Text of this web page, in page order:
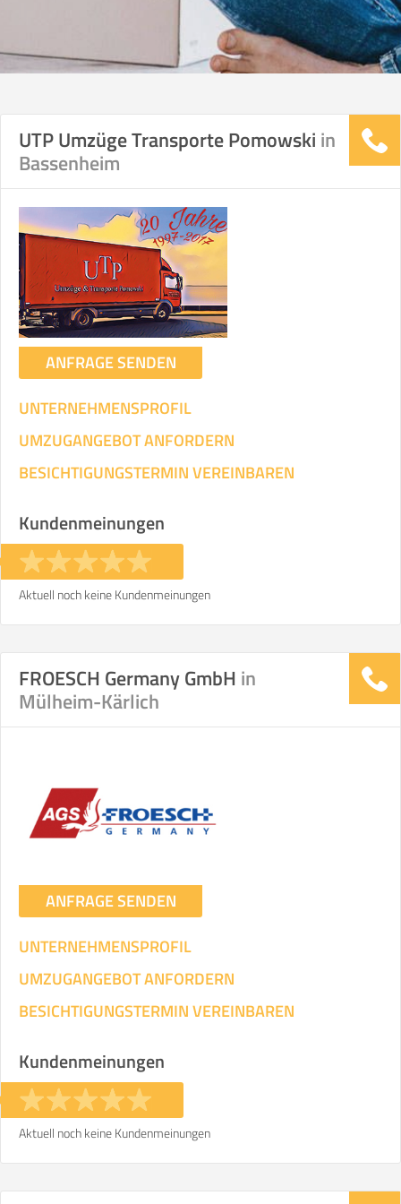
UTP Umzüge Transporte Pomowski in
Bassenheim
ANFRAGE SENDEN
UNTERNEHMENSPROFIL
UMZUGANGEBOT ANFORDERN
BESICHTIGUNGSTERMIN VEREINBAREN
Kundenmeinungen
Aktuell noch keine Kundenmeinungen
FROESCH Germany GmbH in
Mülheim-Kärlich
ANFRAGE SENDEN
UNTERNEHMENSPROFIL
UMZUGANGEBOT ANFORDERN
BESICHTIGUNGSTERMIN VEREINBAREN
Kundenmeinungen
Aktuell noch keine Kundenmeinungen